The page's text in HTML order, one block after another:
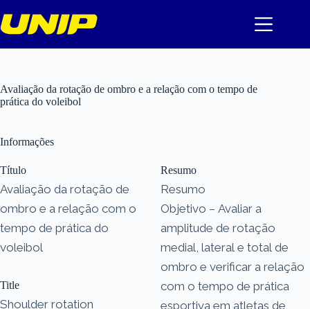
para
o
Avaliação da rotação de ombro e a relação com o tempo de
prática do voleibol
Informações
Título
Avaliação da rotação de
ombro e a relação com o
tempo de prática do
voleibol
Title
Shoulder rotation
Resumo
Resumo
Objetivo – Avaliar a
amplitude de rotação
medial, lateral e total de
ombro e verificar a relação
com o tempo de prática
esportiva em atletas de